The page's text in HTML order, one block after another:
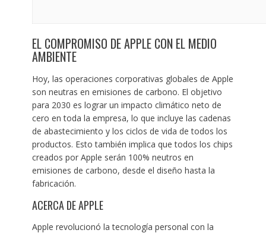
EL COMPROMISO DE APPLE CON EL MEDIO
AMBIENTE
Hoy, las operaciones corporativas globales de Apple
son neutras en emisiones de carbono. El objetivo
para 2030 es lograr un impacto climático neto de
cero en toda la empresa, lo que incluye las cadenas
de abastecimiento y los ciclos de vida de todos los
productos. Esto también implica que todos los chips
creados por Apple serán 100% neutros en
emisiones de carbono, desde el diseño hasta la
fabricación.
ACERCA DE APPLE
Apple revolucionó la tecnología personal con la